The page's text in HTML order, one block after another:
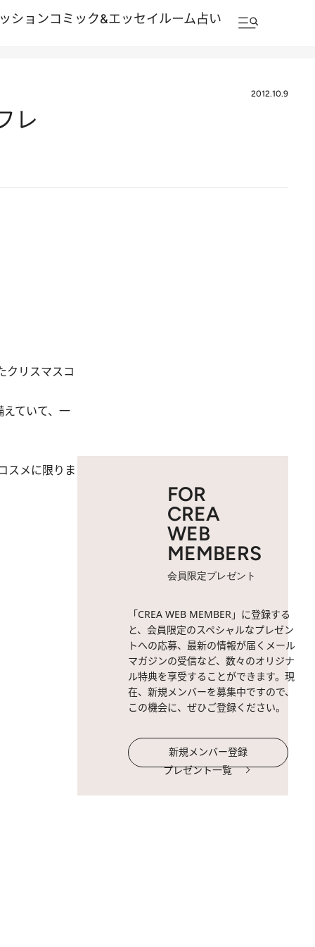
ションコミック&エッセイルーム占い
2012.10.9
レ
クリスマスコ
ていて、一
スメに限りま
FOR
CREA
WEB
MEMBERS
会員限定プレゼント
「CREA WEB MEMBER」に登録する
と、会員限定のスペシャルなプレゼン
トへの応募、最新の情報が届くメール
マガジンの受信など、数々のオリジナ
ル特典を享受することができます。現
在、新規メンバーを募集中ですので、
この機会に、ぜひご登録ください。
新規メンバー登録
プレゼント一覧